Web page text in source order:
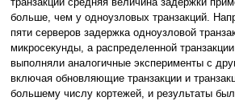
больше, чем у одноузловых транзакций.
пяти серверов задержка одноузловой
микросекунды, а распределенной
выполняли аналогичные эксперименты с
включая обновляющие транзакции и
большему числу кортежей, и результаты